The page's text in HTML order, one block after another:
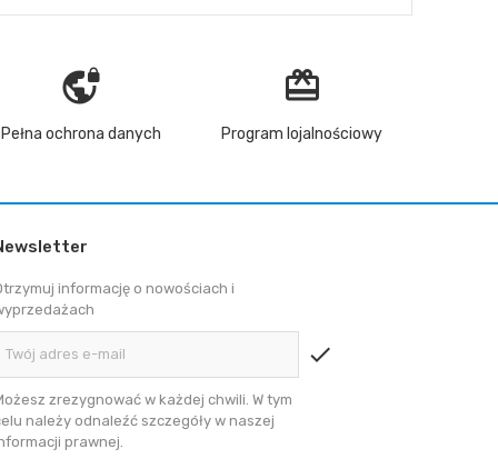
vpn_lock
Pełna ochrona danych
redeem
Program lojalnościowy
informację o nowościach i
check
zrezygnować w każdej chwili. W tym
należy odnaleźć szczegóły w naszej
prawnej.